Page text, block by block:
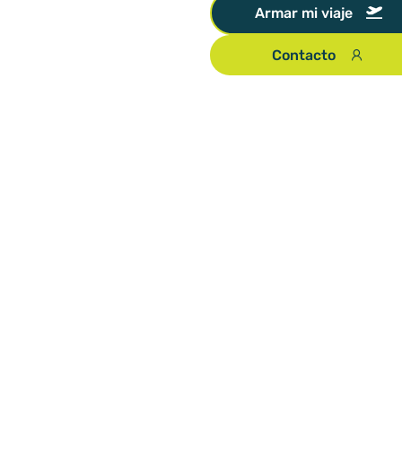
Armar mi viaje
Contacto